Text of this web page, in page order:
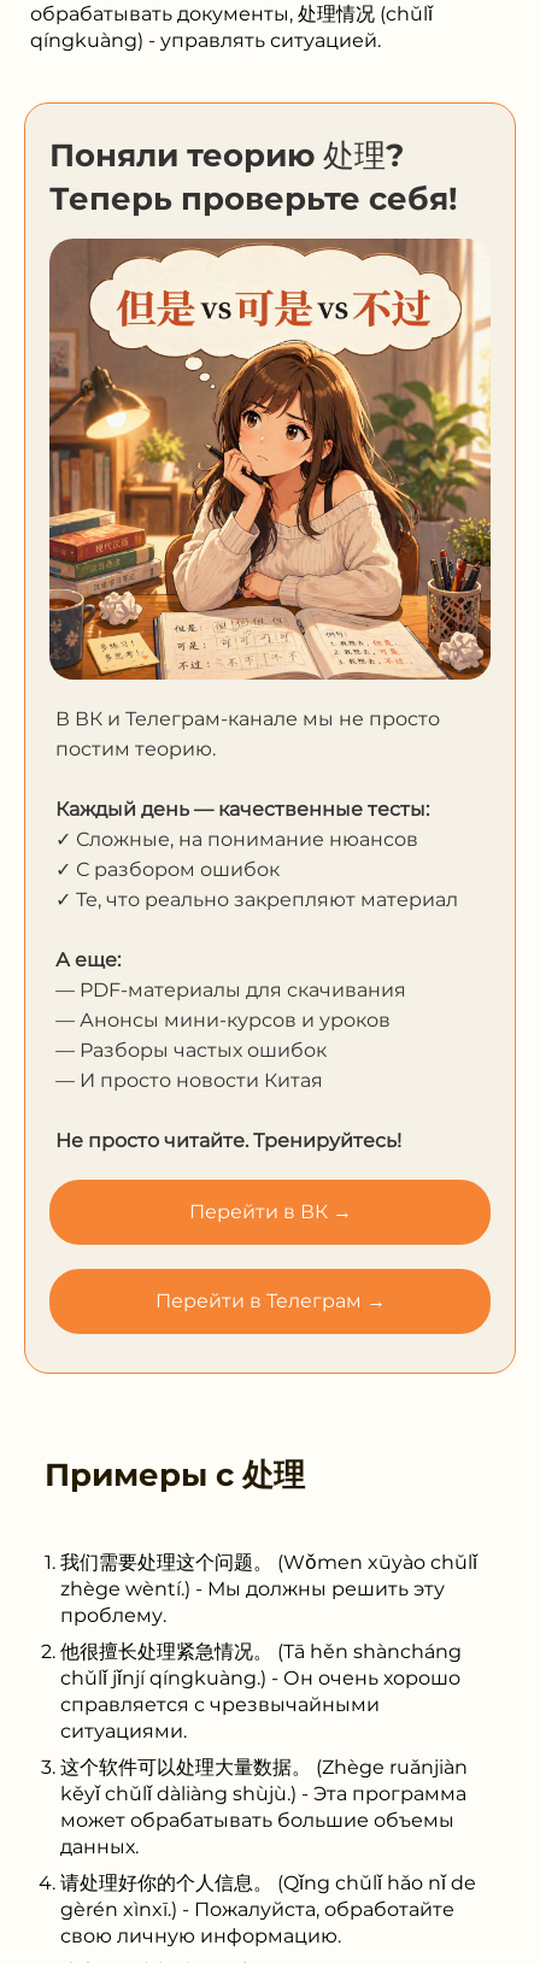
обрабатывать документы, 处理情况 (chǔlǐ
qíngkuàng) - управлять ситуацией.
Поняли теорию 处理?
Теперь проверьте себя!
В ВК и Телеграм-канале мы не просто
постим теорию.
Каждый день — качественные тесты:
✓ Сложные, на понимание нюансов
✓ С разбором ошибок
✓ Те, что реально закрепляют материал
А еще:
— PDF-материалы для скачивания
— Анонсы мини-курсов и уроков
— Разборы частых ошибок
— И просто новости Китая
Не просто читайте. Тренируйтесь!
Перейти в ВК →
Перейти в Телеграм →
Примеры с 处理
我们需要处理这个问题。 (Wǒmen xūyào chǔlǐ
zhège wèntí.) - Мы должны решить эту
проблему.
他很擅长处理紧急情况。 (Tā hěn shàncháng
chǔlǐ jǐnjí qíngkuàng.) - Он очень хорошо
справляется с чрезвычайными
ситуациями.
这个软件可以处理大量数据。 (Zhège ruǎnjiàn
kěyǐ chǔlǐ dàliàng shùjù.) - Эта программа
может обрабатывать большие объемы
данных.
请处理好你的个人信息。 (Qǐng chǔlǐ hǎo nǐ de
gèrén xìnxī.) - Пожалуйста, обработайте
свою личную информацию.